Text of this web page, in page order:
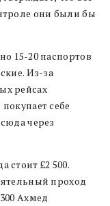
они были бы
15-20 паспортов
Из-за
рейсах
себе
через
стоит £2 500.
проход
Ахмед